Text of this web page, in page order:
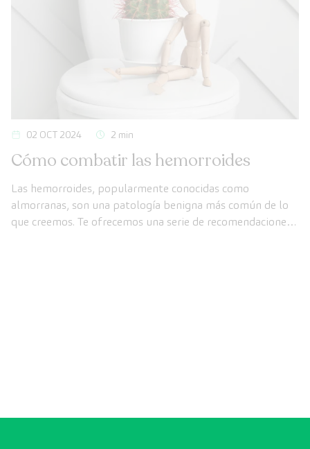
02 OCT 2024 2 min
Cómo combatir las hemorroides
Las hemorroides, popularmente conocidas como
almorranas, son una patología benigna más común de lo
que creemos. Te ofrecemos una serie de recomendaciones